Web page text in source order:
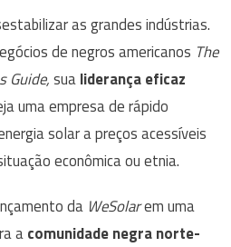
as grandes indústrias.
de negros americanos The
Guide,sualiderança eficaz
uma empresa de rápido
solar a preços acessíveis
econômica ou etnia.
da WeSolarem uma
acomunidade negra norte-